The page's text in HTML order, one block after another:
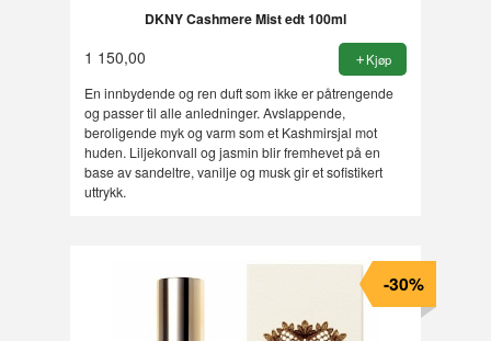
DKNY Cashmere Mist edt 100ml
1 150,00 Kjøp
En innbydende og ren duft som ikke er påtrengende
og passer til alle anledninger. Avslappende,
beroligende myk og varm som et Kashmirsjal mot
huden. Liljekonvall og jasmin blir fremhevet på en
base av sandeltre, vanilje og musk gir et sofistikert
uttrykk.
-30%